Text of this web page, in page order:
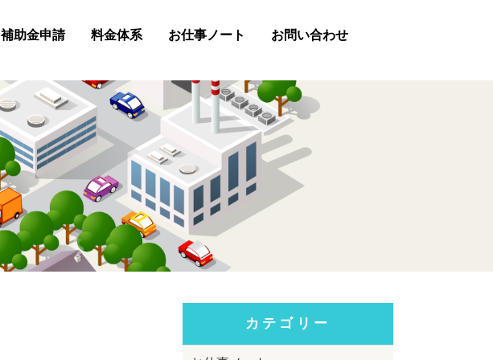
補助金申請
事業再構築補助金
小規模事業者持続化補助金
料金体系 お仕事ノート お問い合わせ
お問い合わせフォーム
LINE
Chatwork
お電話（0847-45-2488）
カテゴリー